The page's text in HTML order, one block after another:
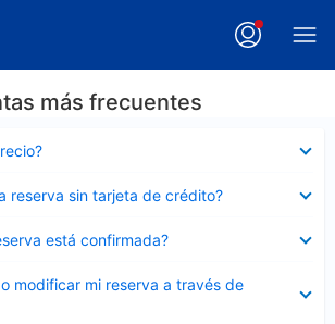
más frecuentes
reserva sin tarjeta de crédito?
está confirmada?
modificar mi reserva a través de